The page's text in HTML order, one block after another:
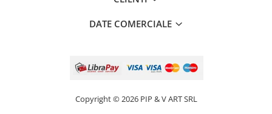
DATE COMERCIALE
Copyright © 2026 PIP & V ART SRL